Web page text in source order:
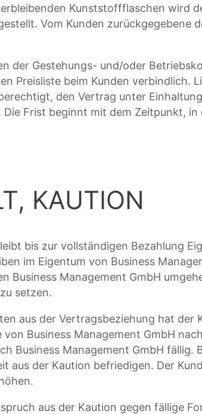
Kunststoffflaschen wird
Vom Kunden zurückgegebene
der Gestehungs- und/oder
Preisliste beim Kunden verbindlich.
den Vertrag unter
Frist beginnt mit dem Zeitpunkt, in
KAUTION
bis zur vollständigen Bezahlung
im Eigentum von Business
Management GmbH
setzen.
aus der Vertragsbeziehung hat der
Business Management GmbH
Business Management GmbH fällig.
aus der Kaution befriedigen. Der
aus der Kaution gegen fällige